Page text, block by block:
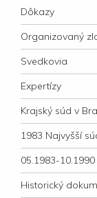
Dôkazy
Organizovaný
Svedkovia
Expertízy
Krajský súd v
1983 Najvyšší
05.1983-
Historický